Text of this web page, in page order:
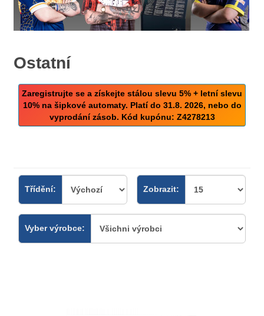
Ostatní
Zaregistrujte se a získejte stálou slevu 5% + letní slevu
10% na šipkové automaty. Platí do 31.8. 2026, nebo do
vyprodání zásob. Kód kupónu: Z4278213
Třídění: Zobrazit:
Vyber výrobce: